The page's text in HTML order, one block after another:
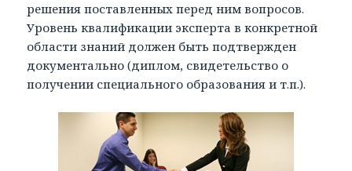
решения поставленных перед ним вопросов.
Уровень квалификации эксперта в конкретной
области знаний должен быть подтвержден
документально (диплом, свидетельство о
получении специального образования и т.п.).